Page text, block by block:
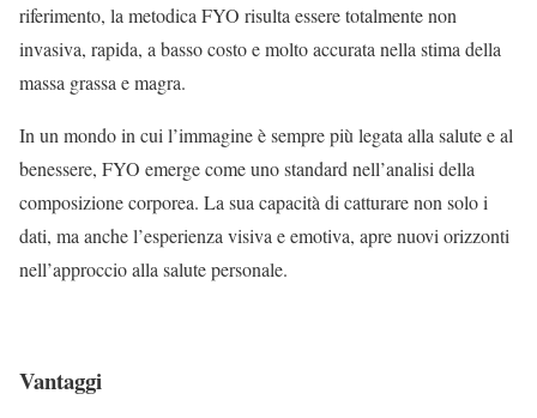
riferimento, la metodica FYO risulta essere totalmente non
invasiva, rapida, a basso costo e molto accurata nella stima della
massa grassa e magra.
In un mondo in cui l’immagine è sempre più legata alla salute e al
benessere, FYO emerge come uno standard nell’analisi della
composizione corporea. La sua capacità di catturare non solo i
dati, ma anche l’esperienza visiva e emotiva, apre nuovi orizzonti
nell’approccio alla salute personale.
Vantaggi